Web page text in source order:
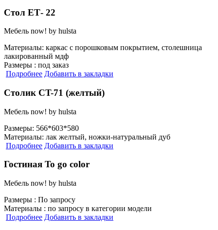
Стол ЕТ- 22
Мебель now! by hulsta
Материалы: каркас с порошковым покрытием, столешница
лакированный мдф
Размеры : под заказ
Подробнее Добавить в закладки
Столик СT-71 (желтый)
Мебель now! by hulsta
Размеры: 566*603*580
Материалы: лак желтый, ножки-натуральный дуб
Подробнее Добавить в закладки
Гостиная To go color
Мебель now! by hulsta
Размеры : По запросу
Материалы : по запросу в категории модели
Подробнее Добавить в закладки